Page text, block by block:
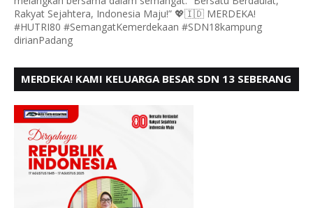
Rakyat Sejahtera, Indonesia Maju!” 💖🇮🇩 MERDEKA!
#HUTRI80 #SemangatKemerdekaan #SDN18kampung
dirianPadang
MERDEKA! KAMI KELUARGA BESAR SDN 13 SEBERANG